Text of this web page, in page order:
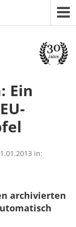
Ein
in:
archivierten